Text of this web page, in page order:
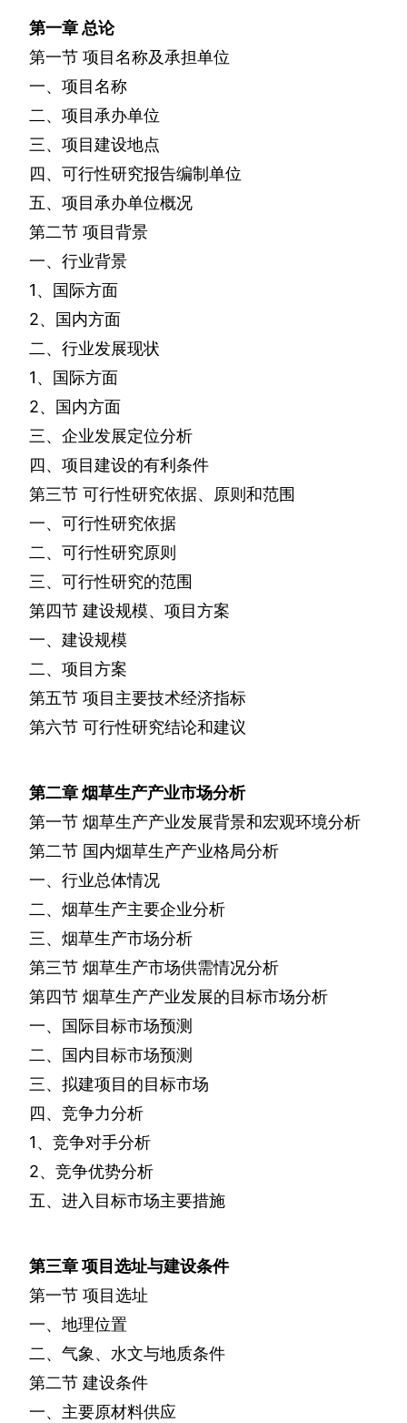
第一章 总论
第一节 项目名称及承担单位
一、项目名称
二、项目承办单位
三、项目建设地点
四、可行性研究报告编制单位
五、项目承办单位概况
第二节 项目背景
一、行业背景
1、国际方面
2、国内方面
二、行业发展现状
1、国际方面
2、国内方面
三、企业发展定位分析
四、项目建设的有利条件
第三节 可行性研究依据、原则和范围
一、可行性研究依据
二、可行性研究原则
三、可行性研究的范围
第四节 建设规模、项目方案
一、建设规模
二、项目方案
第五节 项目主要技术经济指标
第六节 可行性研究结论和建议
第二章烟草生产产业市场分析
第一节 烟草生产产业发展背景和宏观环境分析
第二节 国内烟草生产产业格局分析
一、行业总体情况
二、烟草生产主要企业分析
三、烟草生产市场分析
第三节 烟草生产市场供需情况分析
第四节 烟草生产产业发展的目标市场分析
一、国际目标市场预测
二、国内目标市场预测
三、拟建项目的目标市场
四、竞争力分析
1、竞争对手分析
2、竞争优势分析
五、进入目标市场主要措施
第三章项目选址与建设条件
第一节 项目选址
一、地理位置
二、气象、水文与地质条件
第二节 建设条件
一、主要原材料供应